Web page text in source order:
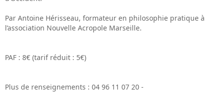
Par Antoine Hérisseau, formateur en philosophie pratique à
l’association Nouvelle Acropole Marseille.
PAF : 8€ (tarif réduit : 5€)
Plus de renseignements : 04 96 11 07 20 -